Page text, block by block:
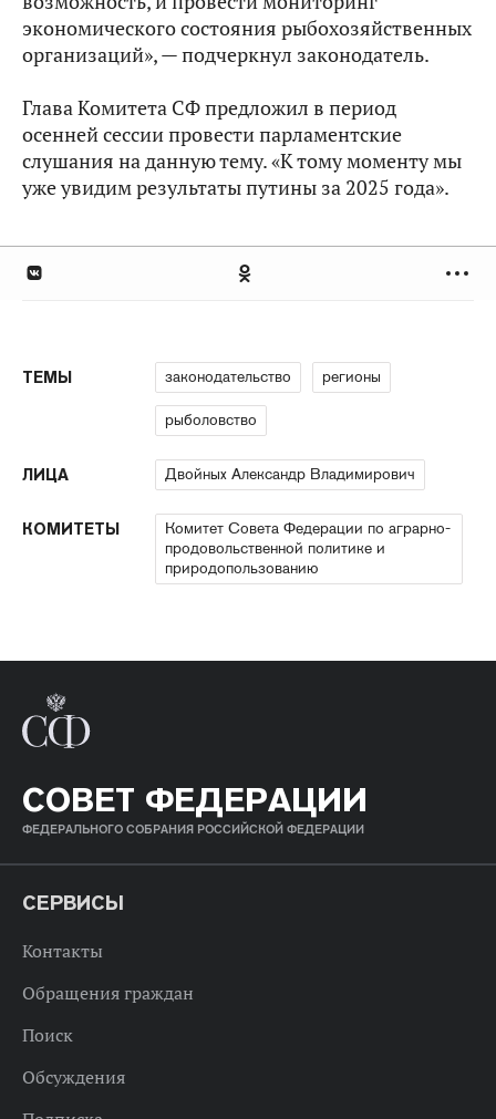
экономического состояния рыбохозяйственных
организаций», — подчеркнул законодатель.
Глава Комитета СФ предложил в период
осенней сессии провести парламентские
слушания на данную тему. «К тому моменту мы
уже увидим результаты путины за 2025 года».
ТЕМЫ законодательство регионы
рыболовство
ЛИЦА Двойных Александр Владимирович
КОМИТЕТЫ
Комитет Совета Федерации по аграрно-
продовольственной политике и
природопользованию
СОВЕТ ФЕДЕРАЦИИ
ФЕДЕРАЛЬНОГО СОБРАНИЯ РОССИЙСКОЙ ФЕДЕРАЦИИ
СЕРВИСЫ
Контакты
Обращения граждан
Поиск
Обсуждения